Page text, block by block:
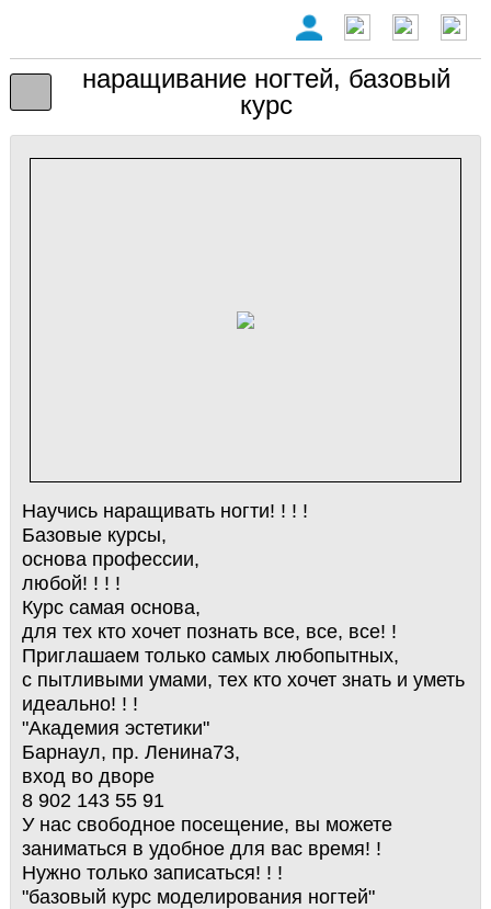
наращивание ногтей, базовый
курс
Научись наращивать ногти! ! ! !
Базовые курсы,
основа профессии,
любой! ! ! !
Курс самая основа,
для тех кто хочет познать все, все, все! !
Приглашаем только самых любопытных,
с пытливыми умами, тех кто хочет знать и уметь
идеально! ! !
"Академия эстетики"
Барнаул, пр. Ленина73,
вход во дворе
8 902 143 55 91
У нас свободное посещение, вы можете
заниматься в удобное для вас время! !
Нужно только записаться! ! !
"базовый курс моделирования ногтей"